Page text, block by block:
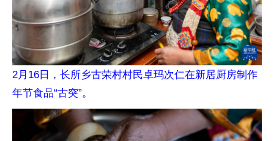
2月16日，长所乡古荣村村民卓玛次仁在新居厨房制作
年节食品“古突”。